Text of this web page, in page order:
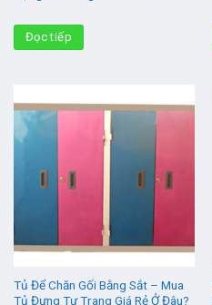
Đọc tiếp
Tủ Để Chăn Gối Bằng Sắt – Mua
Tủ Đựng Tư Trang Giá Rẻ Ở Đâu?